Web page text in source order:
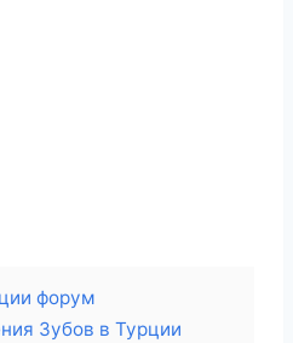
форум
Зубов в Турции